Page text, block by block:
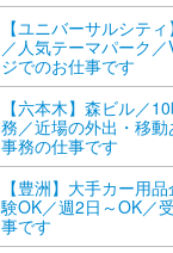
【ユニバーサルシテ
／人気テーマパーク
ジでのお仕事です
【六本木】森ビル／
務／近場の外出・移
事務の仕事です
【豊洲】大手カー用
験OK／週2日～OK／
事です